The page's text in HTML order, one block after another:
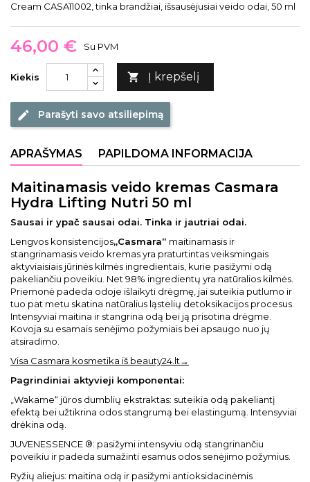
Cream CASA11002, tinka brandžiai, išsausėjusiai veido odai, 50 ml
46,00 € Su PVM
Kiekis  Į krepšelį
edit Parašyti savo atsiliepimą
APRAŠYMAS PAPILDOMA INFORMACIJA
Maitinamasis veido kremas Casmara
Hydra Lifting Nutri 50 ml
Sausai ir ypač sausai odai. Tinka ir jautriai odai.
Lengvos konsistencijos„Casmara“ maitinamasis ir
stangrinamasis veido kremas yra praturtintas veiksmingais
aktyviaisiais jūrinės kilmės ingredientais, kurie pasižymi odą
pakeliančiu poveikiu. Net 98% ingredientų yra natūralios kilmės.
Priemonė padeda odoje išlaikyti drėgmę, jai suteikia putlumo ir
tuo pat metu skatina natūralius ląstelių detoksikacijos procesus.
Intensyviai maitina ir stangrina odą bei ją prisotina drėgme.
Kovoja su esamais senėjimo požymiais bei apsaugo nuo jų
atsiradimo.
Visa Casmara kosmetika iš beauty24.lt→
Pagrindiniai aktyvieji komponentai:
„Wakame“ jūros dumblių ekstraktas: suteikia odą pakeliantį
efektą bei užtikrina odos stangrumą bei elastingumą. Intensyviai
drėkina odą.
JUVENESSENCE ®: pasižymi intensyviu odą stangrinančiu
poveikiu ir padeda sumažinti esamus odos senėjimo požymius.
Ryžių aliejus: maitina odą ir pasižymi antioksidacinėmis